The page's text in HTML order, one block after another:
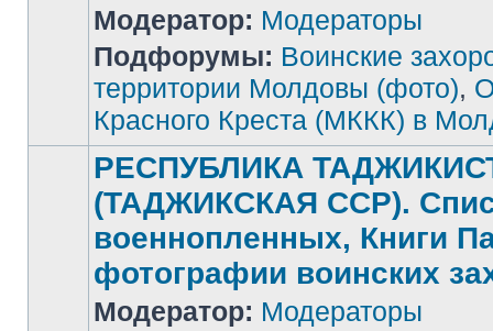
непрочитанных
сообщений
Модератор: Модераторы
Подфорумы: Воинские
территории Молдовы (фото),
Красного Креста (МККК) в
РЕСПУБЛИКА
(ТАДЖИКСКАЯ ССР).
военнопленных, Книги
фотографии воинских
Модератор: Модераторы